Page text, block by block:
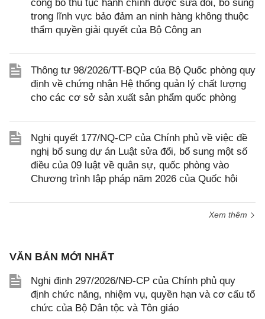
công bố thủ tục hành chính được sửa đổi, bổ sung
trong lĩnh vực bảo đảm an ninh hàng không thuộc
thẩm quyền giải quyết của Bộ Công an
Thông tư 98/2026/TT-BQP của Bộ Quốc phòng quy
định về chứng nhận Hệ thống quản lý chất lượng
cho các cơ sở sản xuất sản phẩm quốc phòng
Nghị quyết 177/NQ-CP của Chính phủ về việc đề
nghị bổ sung dự án Luật sửa đổi, bổ sung một số
điều của 09 luật về quân sự, quốc phòng vào
Chương trình lập pháp năm 2026 của Quốc hội
Xem thêm
VĂN BẢN MỚI NHẤT
Nghị định 297/2026/NĐ-CP của Chính phủ quy
định chức năng, nhiệm vụ, quyền hạn và cơ cấu tổ
chức của Bộ Dân tộc và Tôn giáo